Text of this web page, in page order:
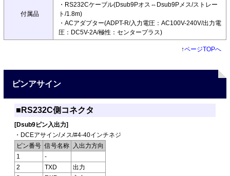
付属品
・RS232Cケーブル(Dsub9Pオス⇔Dsub9Pメス/ストレー
ト/1.8m)
・ACアダプター(ADPT-R/入力電圧：AC100V-240V/出力電
圧：DC5V-2A/極性：センタープラス)
↑ページTOPへ
ピンアサイン
■RS232C側コネクタ
[Dsub9ピン入出力]
・DCEアサイン/メス/#4-40インチネジ
ピン番号 信号名称
入出力方向
1
-
2
TXD
出力